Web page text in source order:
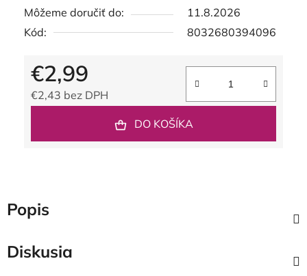
Môžeme doručiť do:
11.8.2026
Kód:
8032680394096
€2,99
€2,43 bez DPH
DO KOŠÍKA
Popis
Diskusia